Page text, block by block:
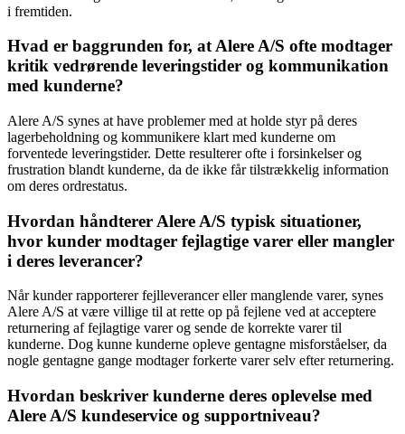
i fremtiden.
Hvad er baggrunden for, at Alere A/S ofte modtager
kritik vedrørende leveringstider og kommunikation
med kunderne?
Alere A/S synes at have problemer med at holde styr på deres
lagerbeholdning og kommunikere klart med kunderne om
forventede leveringstider. Dette resulterer ofte i forsinkelser og
frustration blandt kunderne, da de ikke får tilstrækkelig information
om deres ordrestatus.
Hvordan håndterer Alere A/S typisk situationer,
hvor kunder modtager fejlagtige varer eller mangler
i deres leverancer?
Når kunder rapporterer fejlleverancer eller manglende varer, synes
Alere A/S at være villige til at rette op på fejlene ved at acceptere
returnering af fejlagtige varer og sende de korrekte varer til
kunderne. Dog kunne kunderne opleve gentagne misforståelser, da
nogle gentagne gange modtager forkerte varer selv efter returnering.
Hvordan beskriver kunderne deres oplevelse med
Alere A/S kundeservice og supportniveau?